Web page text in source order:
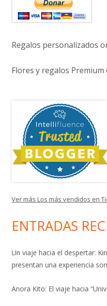
Regalos personalizados
Flores y regalos Premium
Ver más Los más vendidos en
ENTRADAS
Un viaje hacia el despertar:
presentan una experiencia
Anora Kito: El viaje hacia